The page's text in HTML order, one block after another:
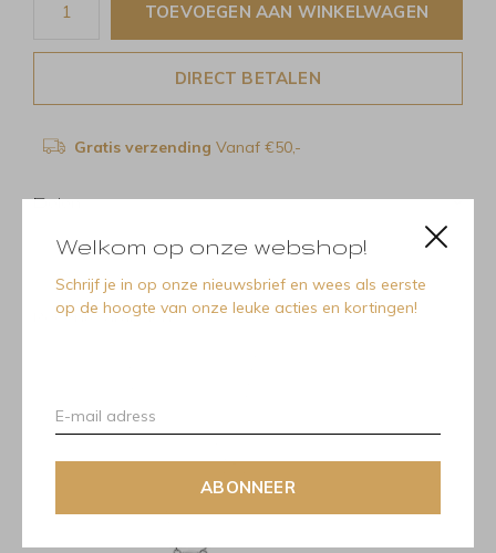
Welkom op onze webshop!
Schrijf je in op onze nieuwsbrief en wees als eerste
op de hoogte van onze leuke acties en kortingen!
ABONNEER
TOEVOEGEN AAN WINKELWAGEN
DIRECT BETALEN
Gratis verzending Vanaf €50,-
Delen
Recente artikelen